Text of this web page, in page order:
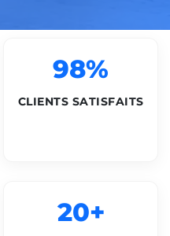
98%
CLIENTS SATISFAITS
20+